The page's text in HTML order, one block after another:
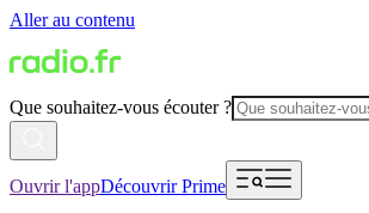
Aller au contenu
Que souhaitez-vous écouter ?
Ouvrir l'appDécouvrir Prime